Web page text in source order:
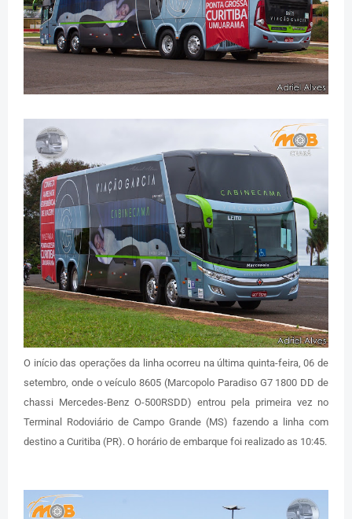
O início das operações da linha ocorreu na última quinta-feira, 06 de
setembro, onde o veículo 8605 (Marcopolo Paradiso G7 1800 DD de
chassi Mercedes-Benz O-500RSDD) entrou pela primeira vez no
Terminal Rodoviário de Campo Grande (MS) fazendo a linha com
destino a Curitiba (PR). O horário de embarque foi realizado as 10:45.